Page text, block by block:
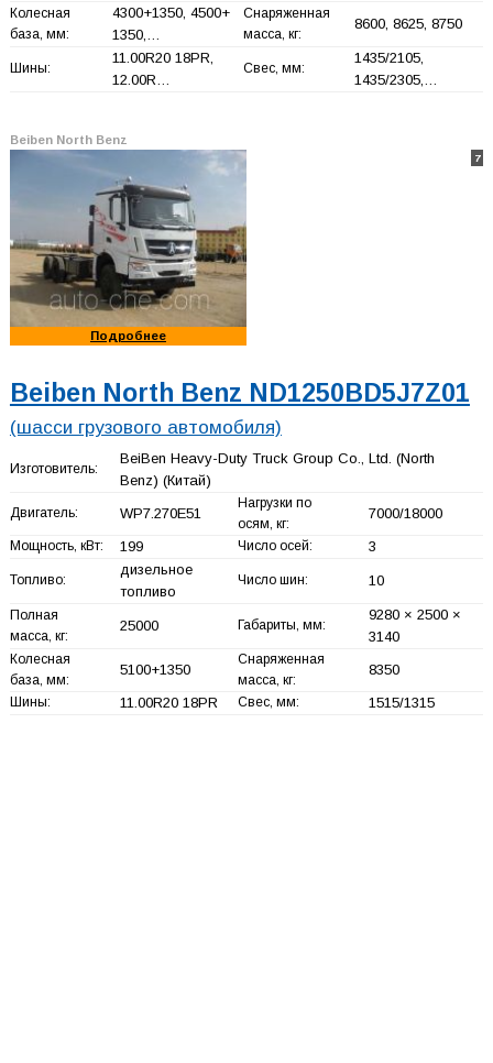
Колесная
база, мм:
4300+1350, 4500+
1350,…
Снаряженная
масса, кг:
8600, 8625, 8750
Шины:
11.00R20 18PR,
12.00R…
Свес, мм:
1435/2105,
1435/2305,…
Beiben North Benz
7
Подробнее
Beiben North Benz ND1250BD5J7Z01
(шасси грузового автомобиля)
Изготовитель:
BeiBen Heavy-Duty Truck Group Co., Ltd. (North
Benz) (Китай)
Двигатель: WP7.270E51
Нагрузки по
осям, кг:
7000/18000
Мощность, кВт: 199 Число осей: 3
Топливо:
дизельное
топливо
Число шин: 10
Полная
масса, кг:
25000 Габариты, мм:
9280 × 2500 ×
3140
Колесная
база, мм:
5100+1350
Снаряженная
масса, кг:
8350
Шины: 11.00R20 18PR Свес, мм: 1515/1315